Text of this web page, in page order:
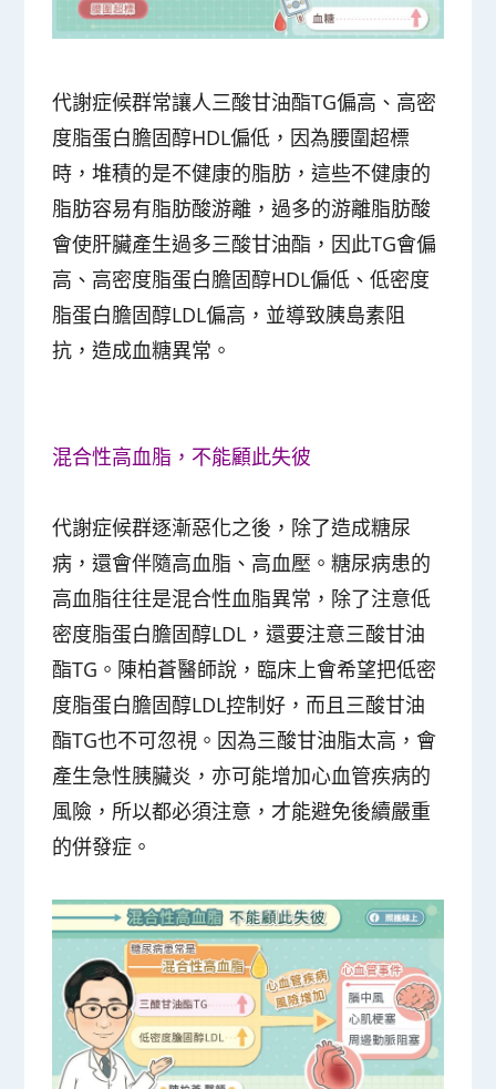
代謝症候群常讓人三酸甘油酯TG偏高、高密
度脂蛋白膽固醇HDL偏低，因為腰圍超標
時，堆積的是不健康的脂肪，這些不健康的
脂肪容易有脂肪酸游離，過多的游離脂肪酸
會使肝臟產生過多三酸甘油酯，因此TG會偏
高、高密度脂蛋白膽固醇HDL偏低、低密度
脂蛋白膽固醇LDL偏高，並導致胰島素阻
抗，造成血糖異常。
混合性高血脂，不能顧此失彼
代謝症候群逐漸惡化之後，除了造成糖尿
病，還會伴隨高血脂、高血壓。糖尿病患的
高血脂往往是混合性血脂異常，除了注意低
密度脂蛋白膽固醇LDL，還要注意三酸甘油
酯TG。陳柏蒼醫師說，臨床上會希望把低密
度脂蛋白膽固醇LDL控制好，而且三酸甘油
酯TG也不可忽視。因為三酸甘油脂太高，會
產生急性胰臟炎，亦可能增加心血管疾病的
風險，所以都必須注意，才能避免後續嚴重
的併發症。